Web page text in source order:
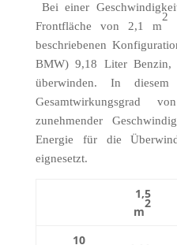
Bei einer
Frontfläche von 2,1 m
2
beschriebenen
BMW) 9,18 Liter Benzin,
überwinden. In
Gesamtwirkungsgrad
zunehmender
Energie für die
eignesetzt.
1,5
m
2
10